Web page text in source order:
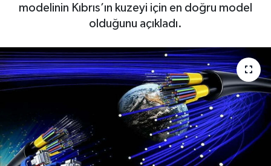
modelinin Kıbrıs’ın kuzeyi için en doğru model
olduğunu açıkladı.